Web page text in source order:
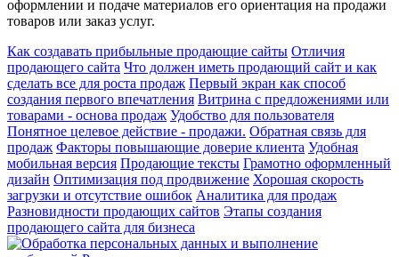
оформлении и подаче материалов его ориентация на продажи
товаров или заказ услуг.
Как создавать прибыльные продающие сайты Отличия
продающего сайта Что должен иметь продающий сайт и как
сделать все для роста продаж Первый экран как способ
создания первого впечатления Витрина с предложениями или
товарами - основа продаж Удобство для пользователя
Понятное целевое действие - продажи. Обратная связь для
продаж Факторы повышающие доверие клиента Удобная
мобильная версия Продающие тексты Грамотно оформленный
дизайн Оптимизация под продвижение Хорошая скорость
загрузки и отсутствие ошибок Аналитика для продаж
Разновидности продающих сайтов Этапы создания
продающего сайта для бизнеса